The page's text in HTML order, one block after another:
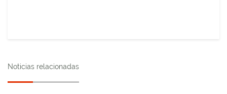
Noticias relacionadas